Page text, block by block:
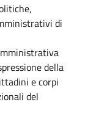
di
della
e corpi
del